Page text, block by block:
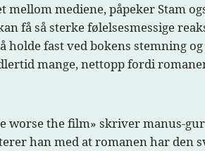
mediene, påpeker Stam
få så sterke følelsesmessige
holde fast ved bokens stemning
mange, nettopp fordi
worse the film» skriver manus-
han med at romanen har